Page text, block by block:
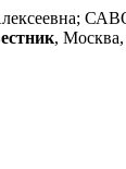
, Москва,